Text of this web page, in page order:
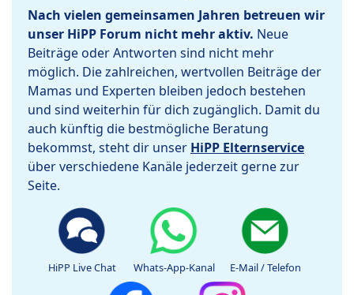
Nach vielen gemeinsamen Jahren betreuen wir
unser HiPP Forum nicht mehr aktiv. Neue
Beiträge oder Antworten sind nicht mehr
möglich. Die zahlreichen, wertvollen Beiträge der
Mamas und Experten bleiben jedoch bestehen
und sind weiterhin für dich zugänglich. Damit du
auch künftig die bestmögliche Beratung
bekommst, steht dir unser HiPP Elternservice
über verschiedene Kanäle jederzeit gerne zur
Seite.
HiPP Live Chat Whats-App-Kanal E-Mail / Telefon